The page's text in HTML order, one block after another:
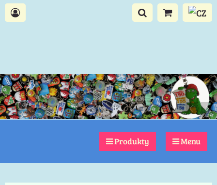
Produkty Menu